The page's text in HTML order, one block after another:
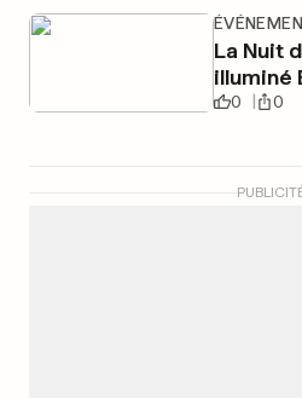
La Nuit
illuminé
0 0